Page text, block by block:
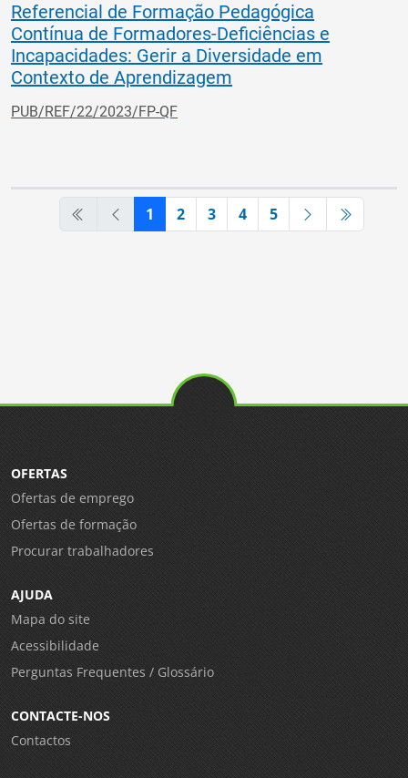
Referencial de Formação Pedagógica
Contínua de Formadores-Deficiências e
Incapacidades: Gerir a Diversidade em
Contexto de Aprendizagem
PUB/REF/22/2023/FP-QF
1 2 3 4 5
OFERTAS
Ofertas de emprego
Ofertas de formação
Procurar trabalhadores
AJUDA
Mapa do site
Acessibilidade
Perguntas Frequentes / Glossário
CONTACTE-NOS
Contactos